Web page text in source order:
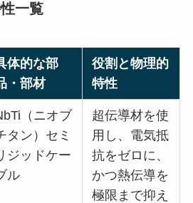
一覧
体的な部
・部材
役割と物理的
特性
（ニオブ
タン）セミ
ジッドケー
ル
超伝導材を使
用し、電気抵
抗をゼロに、
かつ熱伝導を
極限まで抑え